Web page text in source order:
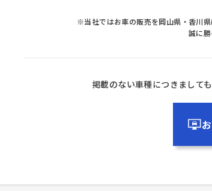
※当社ではお車の販売を岡山県・香川
誠に
掲載のない車種につきまして